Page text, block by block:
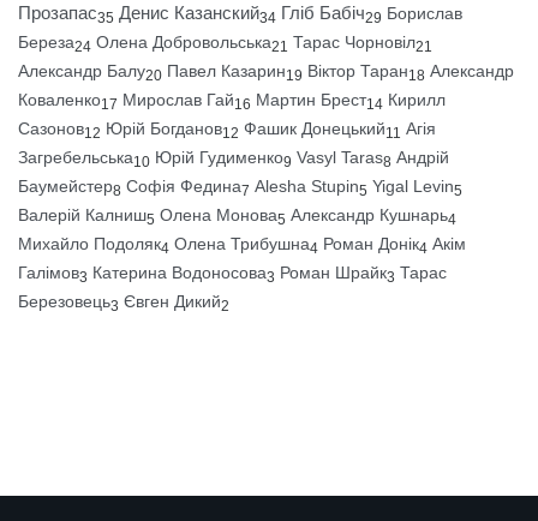
Прозапас35 Денис Казанский34 Гліб Бабіч29 Борислав
Береза24 Олена Добровольська21 Тарас Чорновіл21
Александр Балу20 Павел Казарин19 Віктор Таран18 Александр
Коваленко17 Мирослав Гай16 Мартин Брест14 Кирилл
Сазонов12 Юрій Богданов12 Фашик Донецький11 Агія
Загребельська10 Юрій Гудименко9 Vasyl Taras8 Андрій
Баумейстер8 Софія Федина7 Alesha Stupin5 Yigal Levin5
Валерій Калниш5 Олена Монова5 Александр Кушнарь4
Михайло Подоляк4 Олена Трибушна4 Роман Донік4 Акім
Галімов3 Катерина Водоносова3 Роман Шрайк3 Тарас
Березовець3 Євген Дикий2